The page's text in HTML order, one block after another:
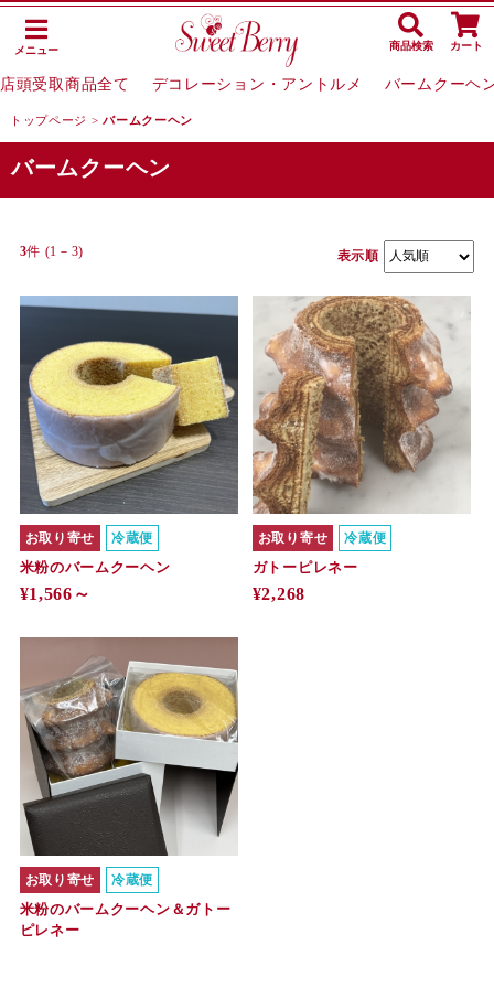
メニュー 商品検索 カート
店頭受取商品全て デコレーション・アントルメ バームクーヘ
トップページ >バームクーヘン
バームクーヘン
3件 (1－3) 表示順
お取り寄せ
冷蔵便
米粉のバームクーヘン
¥1,566～
お取り寄せ
冷蔵便
ガトーピレネー
¥2,268
お取り寄せ
冷蔵便
米粉のバームクーヘン＆ガトー
ピレネー